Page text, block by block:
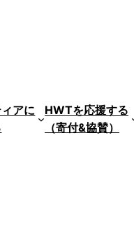
アに
HWTを応援する
（寄付&協賛）